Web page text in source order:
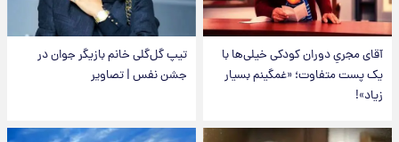
آقای مجریِ دوران کودکی خیلی‌ها با
یک پست متفاوت؛ «غمگینم بسیار
زیاد»!
تیپ گل‌گلی خانم بازیگر جوان در
جشن نفس | تصاویر